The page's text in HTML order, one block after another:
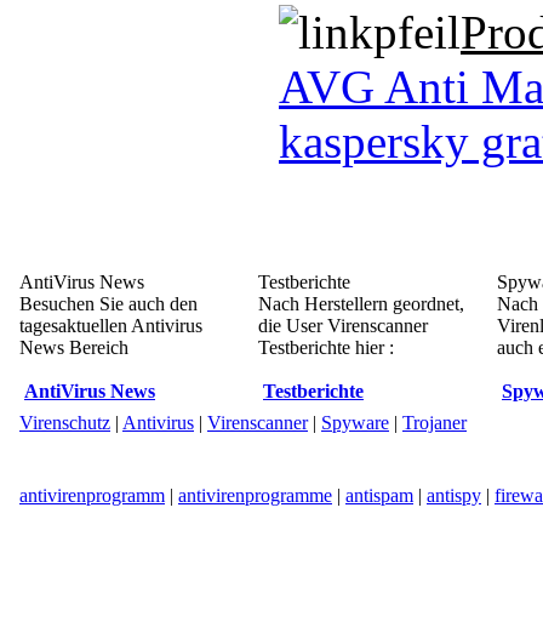
AVG Anti
kaspersky
AntiVirus News
Besuchen Sie auch den
tagesaktuellen Antivirus
News Bereich
AntiVirus News
Testberichte
Nach Herstellern geordnet,
die User Virenscanner
Testberichte hier :
Testberichte
Nach
auch
Virenschutz | Antivirus | Virenscanner| Spyware | Trojaner
antivirenprogramm | antivirenprogramme | antispam | antispy |